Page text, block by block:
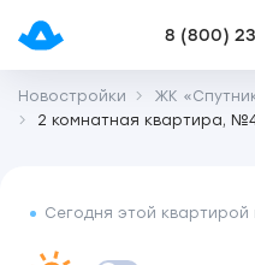
8 (800)
Новостройки ЖК
2 комнатная квартира,
Сегодня этой квартирой